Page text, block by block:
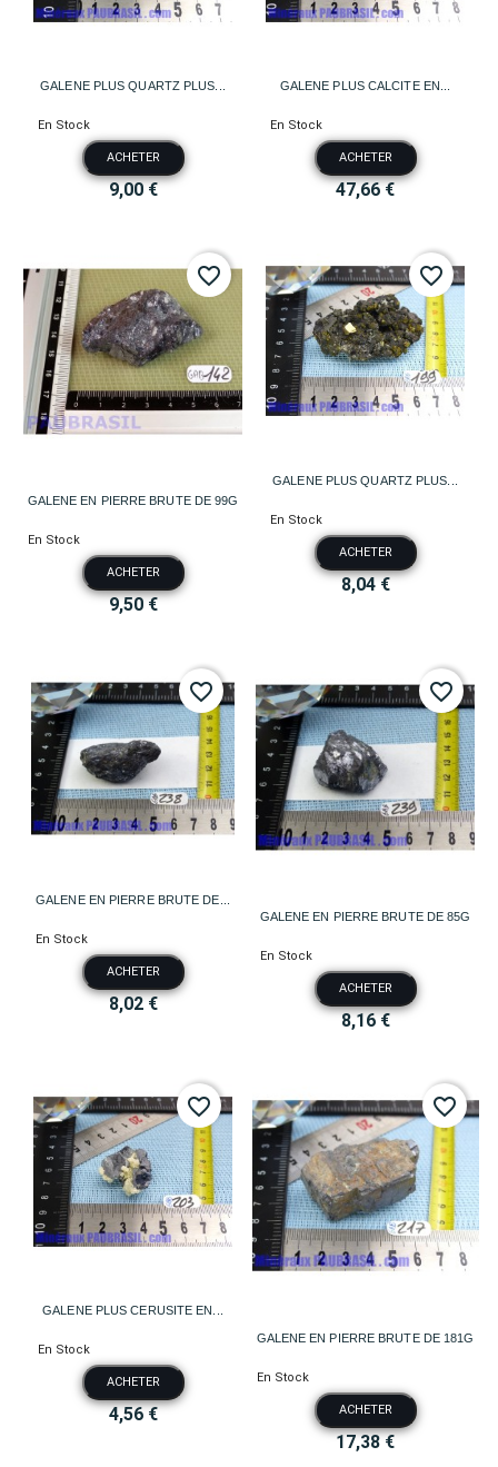
GALENE PLUS QUARTZ PLUS...
En Stock
ACHETER
9,00 €
GALENE PLUS CALCITE EN...
En Stock
ACHETER
47,66 €
GALENE EN PIERRE BRUTE DE 99G
En Stock
ACHETER
9,50 €
favorite_border
GALENE PLUS QUARTZ PLUS...
En Stock
ACHETER
8,04 €
favorite_border
GALENE EN PIERRE BRUTE DE...
En Stock
ACHETER
8,02 €
favorite_border
GALENE EN PIERRE BRUTE DE 85G
En Stock
ACHETER
8,16 €
favorite_border
GALENE PLUS CERUSITE EN...
En Stock
ACHETER
4,56 €
favorite_border
GALENE EN PIERRE BRUTE DE 181G
En Stock
ACHETER
17,38 €
favorite_border